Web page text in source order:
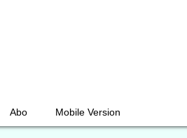
Abo Mobile Version